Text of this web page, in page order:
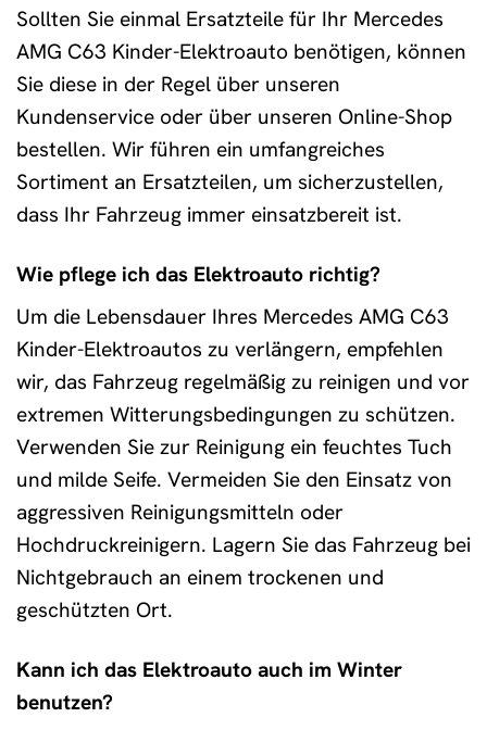
Sollten Sie einmal Ersatzteile für Ihr Mercedes
AMG C63 Kinder-Elektroauto benötigen, können
Sie diese in der Regel über unseren
Kundenservice oder über unseren Online-Shop
bestellen. Wir führen ein umfangreiches
Sortiment an Ersatzteilen, um sicherzustellen,
dass Ihr Fahrzeug immer einsatzbereit ist.
Wie pflege ich das Elektroauto richtig?
Um die Lebensdauer Ihres Mercedes AMG C63
Kinder-Elektroautos zu verlängern, empfehlen
wir, das Fahrzeug regelmäßig zu reinigen und vor
extremen Witterungsbedingungen zu schützen.
Verwenden Sie zur Reinigung ein feuchtes Tuch
und milde Seife. Vermeiden Sie den Einsatz von
aggressiven Reinigungsmitteln oder
Hochdruckreinigern. Lagern Sie das Fahrzeug bei
Nichtgebrauch an einem trockenen und
geschützten Ort.
Kann ich das Elektroauto auch im Winter
benutzen?